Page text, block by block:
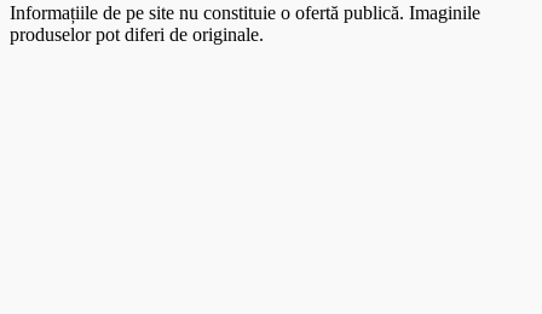
Informațiile de pe site nu constituie o ofertă publică. Imaginile
produselor pot diferi de originale.